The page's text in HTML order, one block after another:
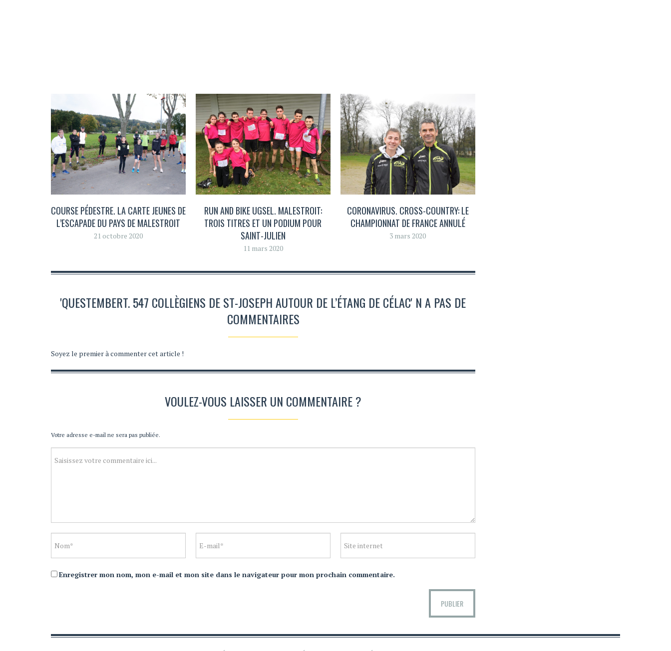
COURSE PÉDESTRE. LA CARTE JEUNES DE
L’ESCAPADE DU PAYS DE MALESTROIT
21 octobre 2020
RUN AND BIKE UGSEL. MALESTROIT:
TROIS TITRES ET UN PODIUM POUR
SAINT-JULIEN
11 mars 2020
CORONAVIRUS. CROSS-COUNTRY: LE
CHAMPIONNAT DE FRANCE ANNULÉ
3 mars 2020
'QUESTEMBERT. 547 COLLÈGIENS DE ST-JOSEPH AUTOUR DE L’ÉTANG DE CÉLAC' N A PAS DE
COMMENTAIRES
Soyez le premier à commenter cet article !
VOULEZ-VOUS LAISSER UN COMMENTAIRE ?
Votre adresse e-mail ne sera pas publiée.
Enregistrer mon nom, mon e-mail et mon site dans le navigateur pour mon prochain commentaire.